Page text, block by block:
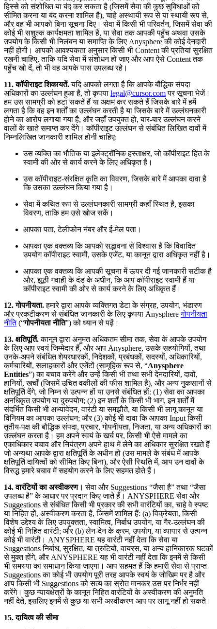
हिस्से को संशोधित या बंद कर सकता है (जिसमें सेवा की कुछ सुविधाओं को
सीमित करना या बंद करना शामिल है), चाहे अस्थायी रूप से या स्थायी रूप से,
और वह भी आपको बिना सूचना दिए। सेवा में किसी भी परिवर्तन, जिसमें सेवा की
कोई भी सशुल्क कार्यक्षमता शामिल है, या सेवा तक आपकी पहुँच अथवा उसके
उपयोग के किसी भी निलंबन या समाप्ति के लिए Anysphere की कोई देनदारी
नहीं होगी। आपको आवश्यकता अनुसार किसी भी Content की प्रतियां सुरक्षित
रखनी चाहिए, ताकि यदि सेवा में संशोधन हो जाए और आप ऐसे Content तक
पहुँच खो दें, तो भी वह आपके पास उपलब्ध रहे।
11. कॉपीराइट शिकायतें.यदि आपको लगता है कि आपके बौद्धिक संपदा
अधिकारों का उल्लंघन हुआ है, तो कृपया legal@cursor.comपर सूचना भेजें।
हम उस सामग्री को हटा सकते हैं या अक्षम कर सकते हैं जिसके बारे में हमें
लगता है कि वह इन शर्तों का उल्लंघन करती है या जिसके बारे में उल्लंघनकारी
होने का आरोप लगाया गया है, और जहाँ उपयुक्त हो, बार-बार उल्लंघन करने
वालों के खाते समाप्त कर देंगे। कॉपीराइट उल्लंघन से संबंधित लिखित दावों में
निम्नलिखित जानकारी शामिल होनी चाहिए:
उस व्यक्ति का भौतिक या इलेक्ट्रॉनिक हस्ताक्षर, जो कॉपीराइट हित के
स्वामी की ओर से कार्य करने के लिए अधिकृत है।
उस कॉपीराइट-संरक्षित कृति का विवरण, जिसके बारे में आपका दावा है
कि उसका उल्लंघन किया गया है।
सेवा में कथित रूप से उल्लंघनकारी सामग्री कहाँ स्थित है, इसका
विवरण, ताकि हम उसे खोज सकें।
आपका पता, टेलीफोन नंबर और ई-मेल पता।
आपका एक वक्तव्य कि आपको सद्भावना से विश्वास है कि विवादित
उपयोग कॉपीराइट स्वामी, उसके एजेंट, या कानून द्वारा अधिकृत नहीं है।
आपका एक वक्तव्य कि आपकी सूचना में ऊपर दी गई जानकारी सटीक है
और, झूठी गवाही के दंड के अधीन, कि आप कॉपीराइट स्वामी हैं या
कॉपीराइट स्वामी की ओर से कार्य करने के लिए अधिकृत हैं।
12. गोपनीयता.हमारे द्वारा आपके व्यक्तिगत डेटा के संग्रह, उपयोग, भंडारण
और प्रकटीकरण से संबंधित जानकारी के लिए कृपया Anysphereगोपनीयता
नीति(“गोपनीयता नीति”) को ध्यान से पढ़ें।
13. क्षतिपूर्ति.कानून द्वारा अनुमत अधिकतम सीमा तक, सेवा के आपके उपयोग
के लिए आप स्वयं जिम्मेदार हैं, और आप Anysphere, उसके सहयोगियों, तथा
उनके-अपने संबंधित शेयरधारकों, निदेशकों, प्रबंधकों, सदस्यों, अधिकारियों,
कर्मचारियों, सलाहकारों और एजेंटों (सामूहिक रूप से, “Anysphere
Entities”) का बचाव करेंगे और उन्हें किसी भी तथा सभी देनदारियों, दावों,
हानियों, खर्चों (जिसमें उचित वकीलों की फीस शामिल है), और अन्य नुकसानों से
क्षतिपूर्ति देंगे, जो निम्न से उत्पन्न हों या उनसे संबंधित हों: (1) सेवा का आपका
अनधिकृत उपयोग या दुरुपयोग; (2) इन शर्तों के किसी भी भाग, इन शर्तों में
संदर्भित किसी भी अभ्यावेदन, वारंटी या समझौते, या किसी भी लागू कानून या
विनियम का आपका उल्लंघन; और (3) कोई भी दावा कि आपका Input किसी
तृतीय-पक्ष की बौद्धिक संपदा, प्रचार, गोपनीयता, निजता, या अन्य अधिकारों का
उल्लंघन करता है। हम अपने स्वयं के खर्च पर, किसी भी ऐसे मामले का
एकाधिकार बचाव और नियंत्रण अपने हाथ में लेने का अधिकार सुरक्षित रखते हैं
जो अन्यथा आपके द्वारा क्षतिपूर्ति के अधीन हो (उस मामले के संबंध में आपके
क्षतिपूर्ति दायित्वों को सीमित किए बिना), और ऐसी स्थिति में, आप उन दावों के
विरुद्ध हमारे बचाव में सहयोग करने के लिए सहमत होते हैं।
14. वारंटियों का अस्वीकरण। सेवा और Suggestions “जैसा है” तथा “जैसा
उपलब्ध है” के आधार पर प्रदान किए जाते हैं। ANYSPHERE सेवा और
Suggestions से संबंधित किसी भी प्रकार की सभी वारंटियों का, चाहे वे स्पष्ट
या निहित हों, अस्वीकरण करता है, जिसमें शामिल हैं: (a) विक्रेयता, किसी
विशेष उद्देश्य के लिए उपयुक्तता, स्वामित्व, निर्बाध उपयोग, या गैर-उल्लंघन की
कोई भी निहित वारंटी; और (b) लेन-देन के क्रम, उपयोग, या व्यापार से उत्पन्न
कोई भी वारंटी। ANYSPHERE यह वारंटी नहीं देता कि सेवा या
Suggestions निर्बाध, सुरक्षित, या त्रुटियों, वायरस, या अन्य हानिकारक घटकों
से मुक्त होंगे, और ANYSPHERE यह भी वारंटी नहीं देता कि इनमें से किसी
भी समस्या का समाधान किया जाएगा। आप सहमत हैं कि हमारी सेवा से प्राप्त
Suggestions का कोई भी उपयोग पूरी तरह आपके स्वयं के जोखिम पर है और
आप किसी भी Suggestions को सत्य का स्रोत मानकर उस पर निर्भर नहीं
करेंगे। कुछ न्यायक्षेत्रों के कानून निहित वारंटियों के अस्वीकरण की अनुमति
नहीं देते, इसलिए इनमें से कुछ या सभी अस्वीकरण आप पर लागू नहीं हो सकते।
15. दायित्व की सीमा